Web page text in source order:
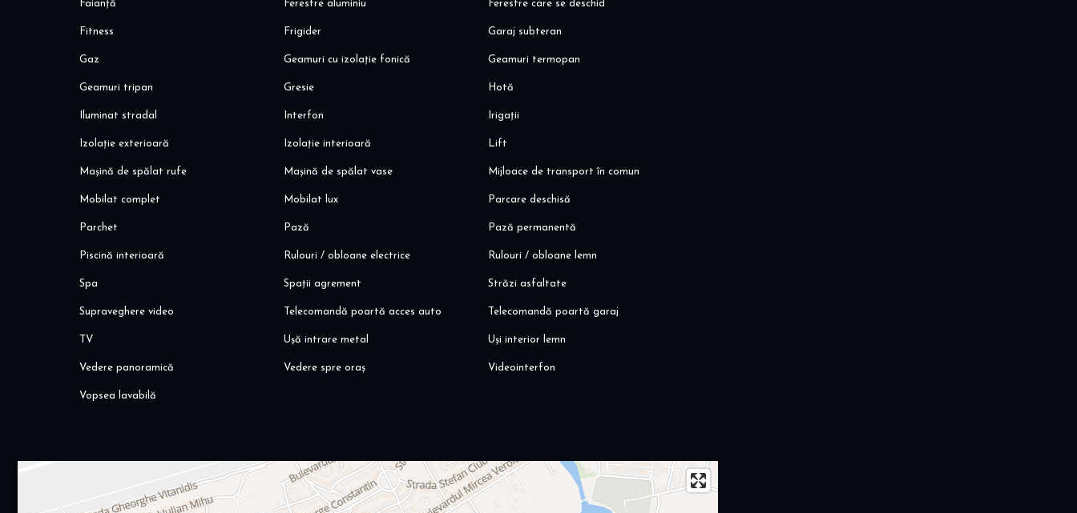
I offer for rent a double studio in Pipera - Aviatiei, located in the premium Cortina North complex, in block D2, in the
dynamic and exclusive community.
DIRECT OWNER! 0% COMMISSION !
Ideal expat, single person! Ideal short-term rental - minimum contract 1 month!
Faianță Ferestre aluminiu Ferestre care se deschid
Fitness Frigider Garaj subteran
Gaz Geamuri cu izolație fonică Geamuri termopan
Geamuri tripan Gresie Hotă
Iluminat stradal Interfon Irigații
Izolație exterioară Izolație interioară Lift
Mașină de spălat rufe Mașină de spălat vase Mijloace de transport în comun
Mobilat complet Mobilat lux Parcare deschisă
Parchet Pază Pază permanentă
Piscină interioară Rulouri / obloane electrice Rulouri / obloane lemn
Spa Spații agrement Străzi asfaltate
Supraveghere video Telecomandă poartă acces auto Telecomandă poartă garaj
TV Ușă intrare metal Uși interior lemn
Vedere panoramică Vedere spre oraș Videointerfon
Vopsea lavabilă